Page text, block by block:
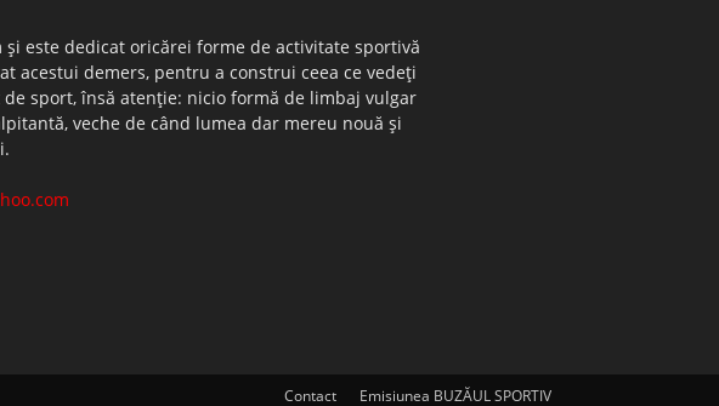
este dedicat oricărei forme de activitate sportivă
acestui demers, pentru a construi ceea ce vedeţi
sport, însă atenţie: nicio formă de limbaj vulgar
veche de când lumea dar mereu nouă şi
Contact Emisiunea BUZĂUL SPORTIV